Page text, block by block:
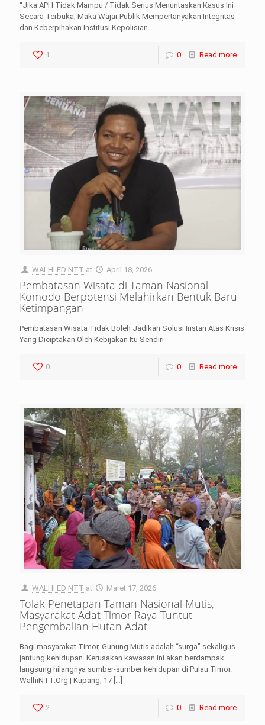
“Jika APH Tidak Mampu / Tidak Serius Menuntaskan Kasus Ini
Secara Terbuka, Maka Wajar Publik Mempertanyakan Integritas
dan Keberpihakan Institusi Kepolisian.
1 0 Read more
WALHI ED NTT at April 18, 2026
Pembatasan Wisata di Taman Nasional
Komodo Berpotensi Melahirkan Bentuk Baru
Ketimpangan
Pembatasan Wisata Tidak Boleh Jadikan Solusi Instan Atas Krisis
Yang Diciptakan Oleh Kebijakan Itu Sendiri
0 0 Read more
WALHI ED NTT at Maret 17, 2026
Tolak Penetapan Taman Nasional Mutis,
Masyarakat Adat Timor Raya Tuntut
Pengembalian Hutan Adat
Bagi masyarakat Timor, Gunung Mutis adalah “surga” sekaligus
jantung kehidupan. Kerusakan kawasan ini akan berdampak
langsung hilangnya sumber-sumber kehidupan di Pulau Timor.
WalhiNTT.Org | Kupang, 17 […]
2 0 Read more